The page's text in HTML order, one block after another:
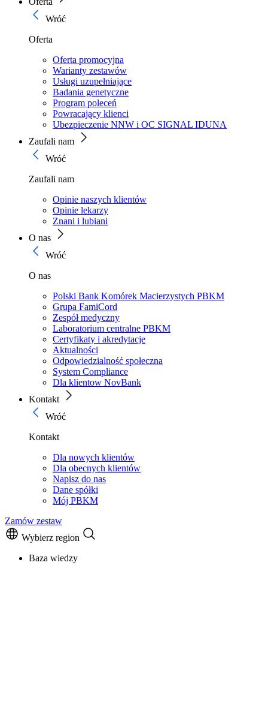
Wróć
Oferta
Oferta promocyjna
Warianty zestawów
Usługi uzupełniające
Badania genetyczne
Program poleceń
Powracający klienci
Ubezpieczenie NNW i OC SIGNAL IDUNA
Zaufali nam
Wróć
Zaufali nam
Opinie naszych klientów
Opinie lekarzy
Znani i lubiani
O nas
Wróć
O nas
Polski Bank Komórek Macierzystych PBKM
Grupa FamiCord
Zespół medyczny
Laboratorium centralne PBKM
Certyfikaty i akredytacje
Aktualności
Odpowiedzialność społeczna
System Compliance
Dla klientow NovBank
Kontakt
Wróć
Kontakt
Dla nowych klientów
Dla obecnych klientów
Napisz do nas
Dane spółki
Mój PBKM
Zamów zestaw
Wybierz region
Baza wiedzy